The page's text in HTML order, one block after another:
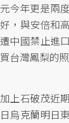
元今年更是兩
好，與安倍和
遭中國禁止進
買台灣鳳梨的
加上石破茂近
日烏克蘭明日